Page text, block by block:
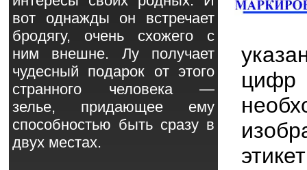
цифр
вот однажды он встречает
бродягу, очень схожего с
ним внешне. Лу получает
чудесный подарок от этого
странного человека —
зелье, придающее ему
способностью быть сразу в
двух местах.